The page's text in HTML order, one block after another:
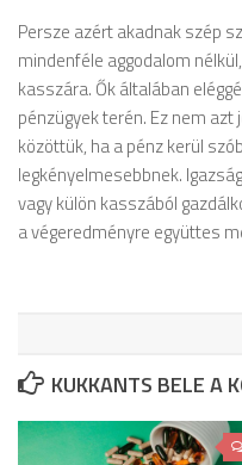
Persze azért akadnak szép
mindenféle aggodalom
kasszára. Ők általában
pénzügyek terén. Ez nem
közöttük, ha a pénz kerül
legkényelmesebbnek.
vagy külön kasszából
a végeredményre együttes
KUKKANTS BELE A